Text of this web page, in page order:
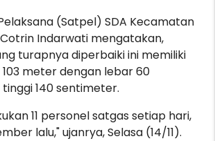
(Satpel) SDA Kecamatan
Indarwati mengatakan,
turapnya diperbaiki ini memiliki
meter dengan lebar 60
140 sentimeter.
11 personel satgas setiap hari,
lalu," ujanrya, Selasa (14/11).